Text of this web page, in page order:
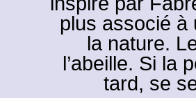
plus associé à
la nature.
l’abeille. Si la
tard, se